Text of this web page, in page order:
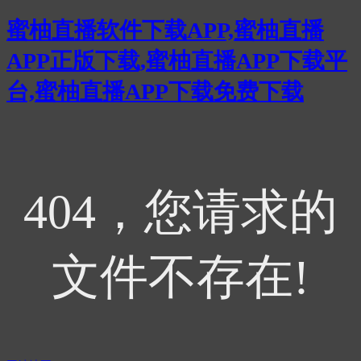
蜜柚直播软件下载APP,蜜柚直播
APP正版下载,蜜柚直播APP下载平
台,蜜柚直播APP下载免费下载
404，您请求的
文件不存在!